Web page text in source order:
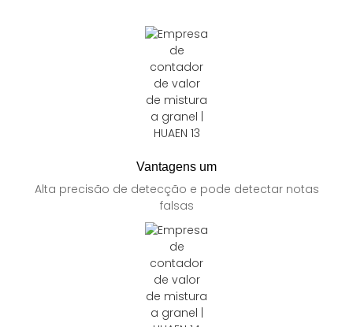
Vantagens um
Alta precisão de detecção e pode detectar notas
falsas